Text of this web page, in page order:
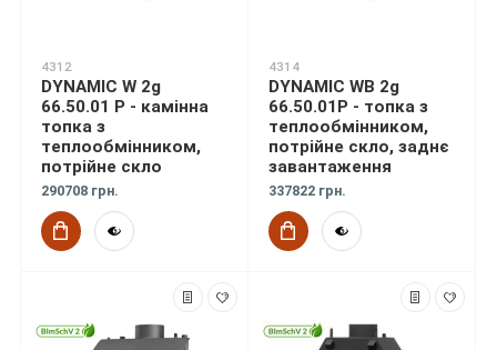
4312
DYNAMIC W 2g
66.50.01 P - камінна
топка з
теплообмінником,
потрійне скло
290708 грн.
4314
DYNAMIC WB 2g
66.50.01P - топка з
теплообмінником,
потрійне скло, заднє
завантаження
337822 грн.